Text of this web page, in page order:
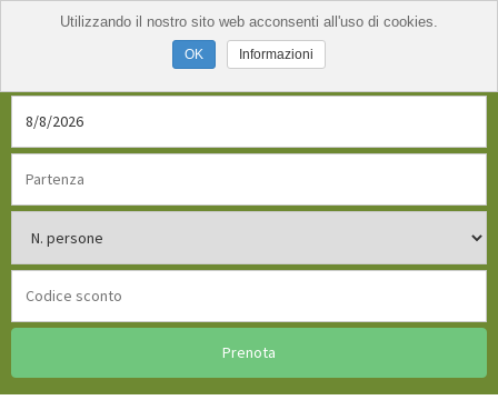
Prenota
Utilizzando il nostro sito web acconsenti all'uso di cookies.
Informazioni